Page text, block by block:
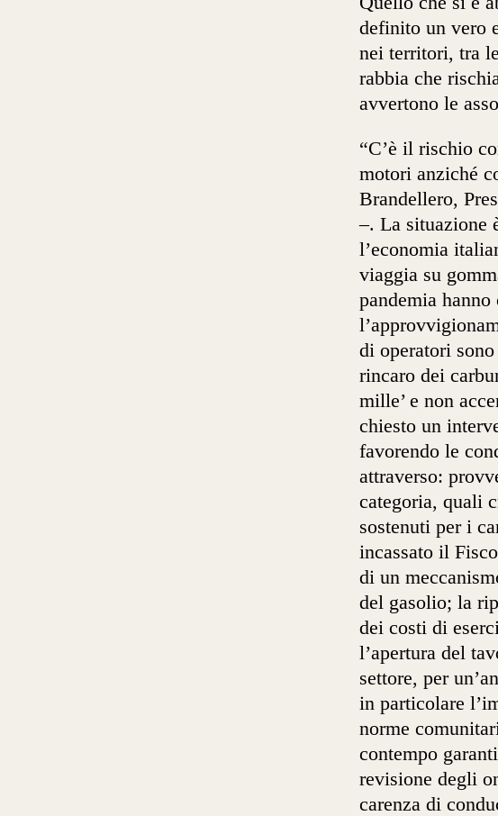
definito un vero
nei territori, tra
rabbia che
avvertono le
“C’è il rischio
motori anziché
Brandellero,
–. La situazione
l’economia
viaggia su
pandemia
di operatori
rincaro dei
mille’ e non
chiesto un
favorendo le
attraverso:
categoria, quali
sostenuti per i
incassato il
di un
del gasolio; la
dei costi di
l’apertura del
settore, per
in particolare
norme
contempo
revisione degli
carenza di